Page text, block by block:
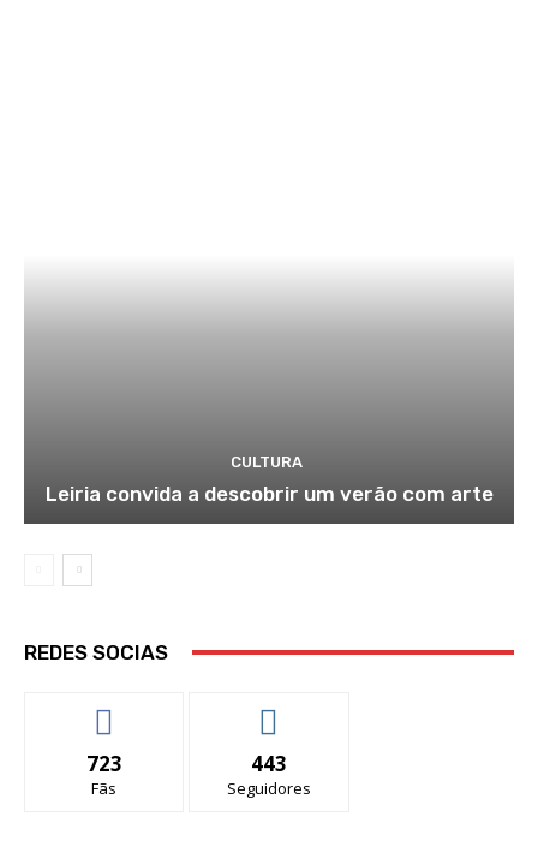
CULTURA
Leiria convida a descobrir um verão com arte
REDES SOCIAS
723
Fãs
443
Seguidores